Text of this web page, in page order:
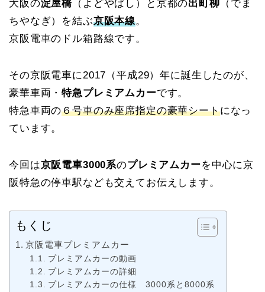
大阪の淀屋橋 （よどやばし）と京都の出町柳 （でま
ちやなぎ）を結ぶ京阪本線。
京阪電車のドル箱路線です。
その京阪電車に2017（平成29）年に誕生したのが、
豪華車両・特急プレミアムカーです。
特急車両の６号車のみ座席指定の豪華シートになっ
ています。
今回は京阪電車3000系のプレミアムカーを中心に京
阪特急の停車駅なども交えてお伝えします。
もくじ
京阪電車プレミアムカー
プレミアムカーの動画
プレミアムカーの詳細
プレミアムカーの仕様 3000系と8000系